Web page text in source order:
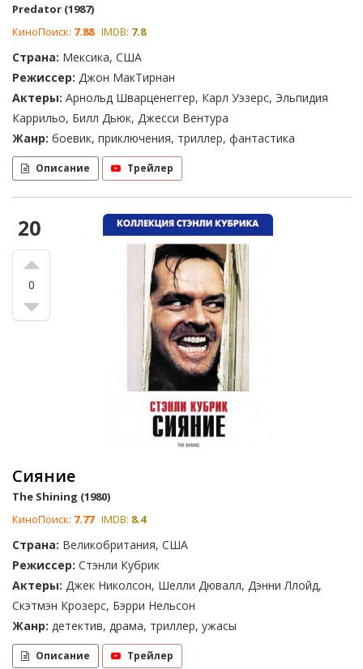
Predator (1987)
КиноПоиск: 7.88 IMDB: 7.8
Страна: Мексика, США
Режиссер: Джон МакТирнан
Актеры: Арнольд Шварценеггер, Карл Уэзерс, Эльпидия
Каррильо, Билл Дьюк, Джесси Вентура
Жанр: боевик, приключения, триллер, фантастика
Описание Трейлер
20
0
Сияние
The Shining (1980)
КиноПоиск: 7.77 IMDB: 8.4
Страна: Великобритания, США
Режиссер: Стэнли Кубрик
Актеры: Джек Николсон, Шелли Дювалл, Дэнни Ллойд,
Скэтмэн Крозерс, Бэрри Нельсон
Жанр: детектив, драма, триллер, ужасы
Описание Трейлер